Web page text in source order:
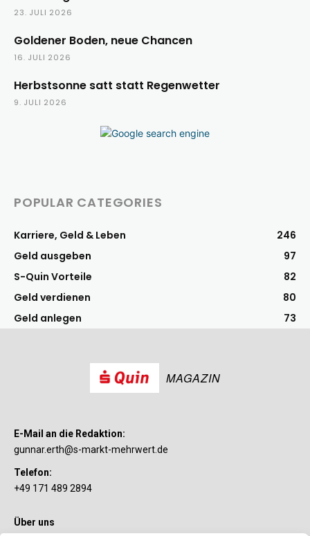
23. JULI 2026
Goldener Boden, neue Chancen
16. JULI 2026
Herbstsonne satt statt Regenwetter
9. JULI 2026
POPULAR CATEGORIES
Karriere, Geld & Leben
246
Geld ausgeben
97
S-Quin Vorteile
82
Geld verdienen
80
Geld anlegen
73
MAGAZIN
E-Mail an die Redaktion:
gunnar.erth@s-markt-mehrwert.de
Telefon:
+49 171 489 2894
Über uns